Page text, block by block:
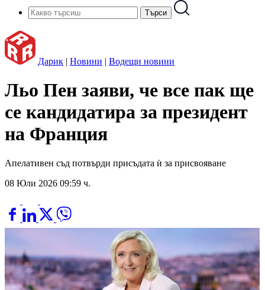
Дарик | Новини | Водещи новини
Льо Пен заяви, че все пак ще
се кандидатира за президент
на Франция
Апелативен съд потвърди присъдата ѝ за присвояване
08 Юли 2026 09:59 ч.